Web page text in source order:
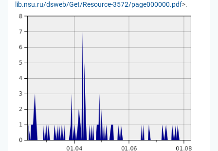
lib.nsu.ru/dsweb/Get/Resource-3572/page000000.pdf>.